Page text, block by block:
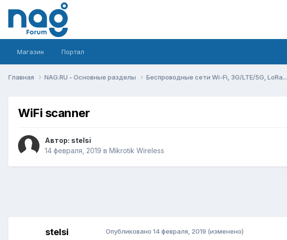
Магазин Портал
Главная NAG.RU - Основные разделы Беспроводные сети Wi-Fi, 3G/LTE/5G, LoRa...
WiFi scanner
Автор: stelsi
14 февраля, 2019 в Mikrotik Wireless
stelsi Опубликовано 14 февраля, 2019 (изменено)